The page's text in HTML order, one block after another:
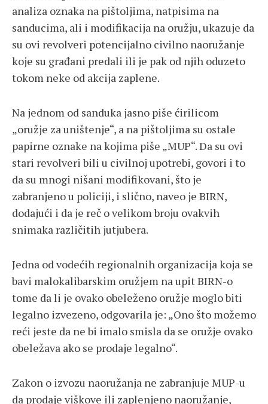
analiza oznaka na pištoljima, natpisima na
sanducima, ali i modifikacija na oružju, ukazuje da
su ovi revolveri potencijalno civilno naoružanje
koje su građani predali ili je pak od njih oduzeto
tokom neke od akcija zaplene.
Na jednom od sanduka jasno piše ćirilicom
„oružje za uništenje“, a na pištoljima su ostale
papirne oznake na kojima piše „MUP“. Da su ovi
stari revolveri bili u civilnoj upotrebi, govori i to
da su mnogi nišani modifikovani, što je
zabranjeno u policiji, i slično, naveo je BIRN,
dodajući i da je reč o velikom broju ovakvih
snimaka različitih jutjubera.
Jedna od vodećih regionalnih organizacija koja se
bavi malokalibarskim oružjem na upit BIRN-o
tome da li je ovako obeleženo oružje moglo biti
legalno izvezeno, odgovarila je: „Ono što možemo
reći jeste da ne bi imalo smisla da se oružje ovako
obeležava ako se prodaje legalno“.
Zakon o izvozu naoružanja ne zabranjuje MUP-u
da prodaje viškove ili zaplenjeno naoružanje,